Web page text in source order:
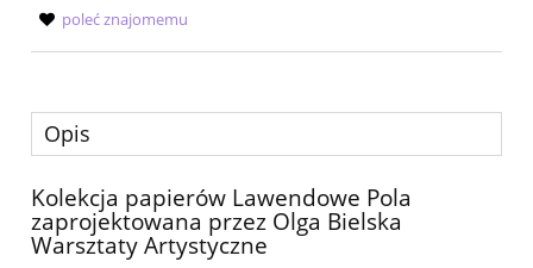
poleć znajomemu
Opis
Kolekcja papierów Lawendowe Pola
zaprojektowana przez Olga Bielska
Warsztaty Artystyczne